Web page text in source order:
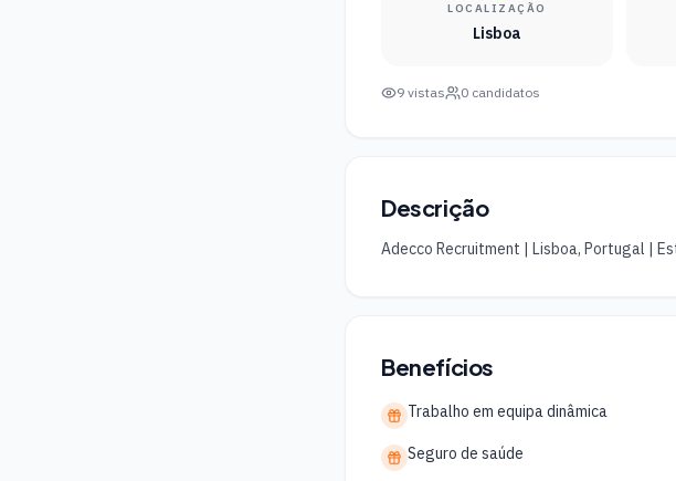
LOCALIZAÇÃO
Lisboa
9 vistas 0 candidatos
Descrição
Adecco Recruitment | Lisboa, Portugal |
Benefícios
Trabalho em equipa dinâmica
Seguro de saúde